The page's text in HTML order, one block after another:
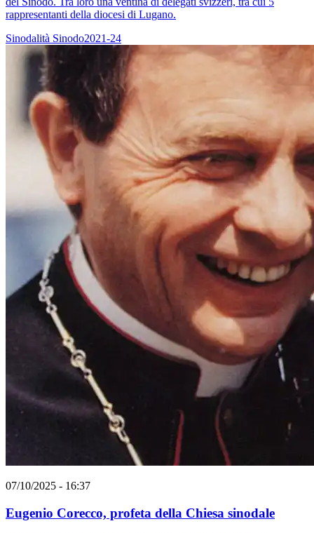
rappresentanti della diocesi di Lugano.
Sinodalità Sinodo2021-24
07/10/2025 - 16:37
Eugenio Corecco, profeta della Chiesa sinodale